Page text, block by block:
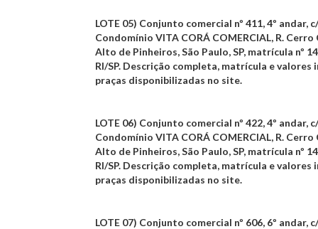
LOTE 05) Conjunto comercial nº 411, 4º andar,
Condomínio VITA CORÁ COMERCIAL, R. Cerro
Alto de Pinheiros, São Paulo, SP, matrícula nº
RI/SP. Descrição completa, matrícula e valores
praças disponibilizadas no site.
LOTE 06) Conjunto comercial nº 422, 4º andar,
Condomínio VITA CORÁ COMERCIAL, R. Cerro
Alto de Pinheiros, São Paulo, SP, matrícula nº
RI/SP. Descrição completa, matrícula e valores
praças disponibilizadas no site.
LOTE 07) Conjunto comercial nº 606, 6º andar,